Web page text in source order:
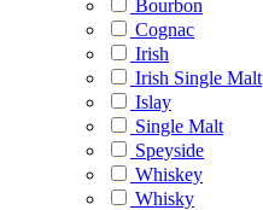
Bourbon
Cognac
Irish
Irish Single Malt
Islay
Single Malt
Speyside
Whiskey
Whisky